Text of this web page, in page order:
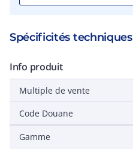
Spécificités techniques
Info produit
Multiple de vente
Code Douane
Gamme